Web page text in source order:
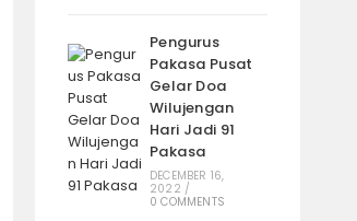
Pengurus
Pakasa Pusat
Gelar Doa
Wilujengan
Hari Jadi 91
Pakasa
DECEMBER 16,
2022 /
0 COMMENTS